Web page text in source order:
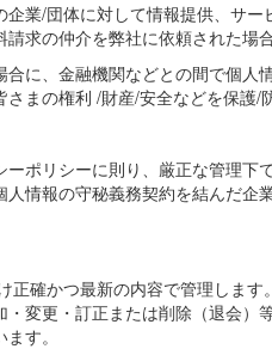
業/団体に対して情報提供、サ
求の仲介を弊社に依頼された場
に、金融機関などとの間で個
まの権利 /財産/安全などを保護
ポリシーに則り、厳正な管理下
情報の守秘義務契約を結んだ
正確かつ最新の内容で管理しま
変更・訂正または削除（退会
す。